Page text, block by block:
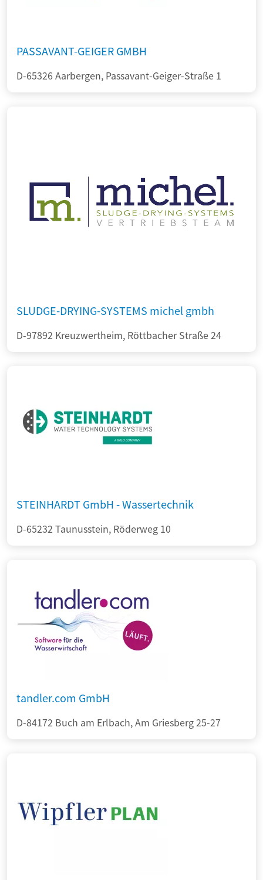
PASSAVANT-GEIGER GMBH
D-65326 Aarbergen, Passavant-Geiger-Straße 1
SLUDGE-DRYING-SYSTEMS michel gmbh
D-97892 Kreuzwertheim, Röttbacher Straße 24
STEINHARDT GmbH - Wassertechnik
D-65232 Taunusstein, Röderweg 10
tandler.com GmbH
D-84172 Buch am Erlbach, Am Griesberg 25-27